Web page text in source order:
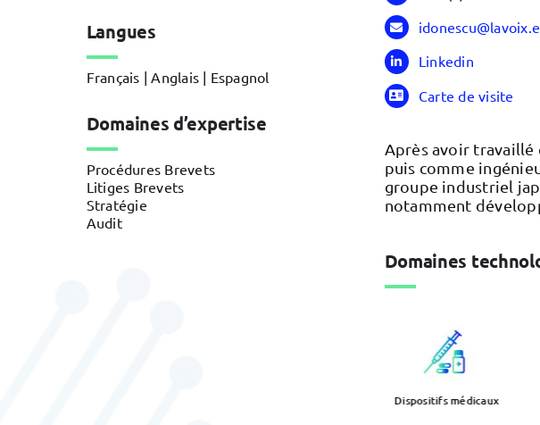
Langues
Français | Anglais | Espagnol
Domaines d’expertise
Procédures Brevets
Litiges Brevets
Stratégie
Audit
Linkedin
Carte de visite
Après avoir travaillé
puis comme
groupe industriel
notamment
Domaines
Dispositifs médicaux